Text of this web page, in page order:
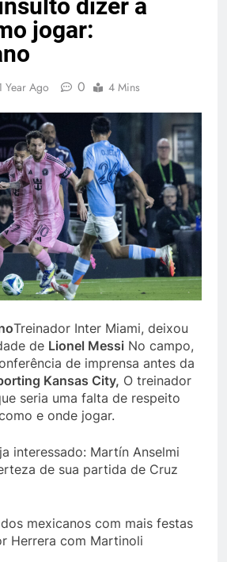
dizer a
jogar:
Year Ago 0 4 Mins
Treinador Inter Miami, deixou
de Lionel Messi No campo,
de imprensa antes da
Kansas City, O treinador
seria uma falta de respeito
e onde jogar.
interessado: Martín Anselmi
de sua partida de Cruz
mexicanos com mais festas
Herrera com Martinoli